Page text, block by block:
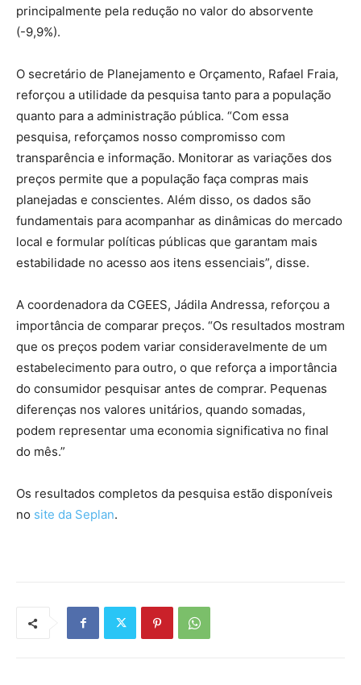
principalmente pela redução no valor do absorvente
(-9,9%).
O secretário de Planejamento e Orçamento, Rafael Fraia,
reforçou a utilidade da pesquisa tanto para a população
quanto para a administração pública. “Com essa
pesquisa, reforçamos nosso compromisso com
transparência e informação. Monitorar as variações dos
preços permite que a população faça compras mais
planejadas e conscientes. Além disso, os dados são
fundamentais para acompanhar as dinâmicas do mercado
local e formular políticas públicas que garantam mais
estabilidade no acesso aos itens essenciais”, disse.
A coordenadora da CGEES, Jádila Andressa, reforçou a
importância de comparar preços. “Os resultados mostram
que os preços podem variar consideravelmente de um
estabelecimento para outro, o que reforça a importância
do consumidor pesquisar antes de comprar. Pequenas
diferenças nos valores unitários, quando somadas,
podem representar uma economia significativa no final
do mês.”
Os resultados completos da pesquisa estão disponíveis
no site da Seplan.